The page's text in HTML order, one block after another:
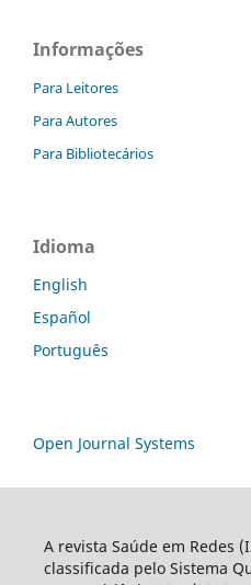
Informações
Para Leitores
Para Autores
Para Bibliotecários
Idioma
English
Español
Português
Open Journal Systems
A revista Saúde em Redes
classificada pelo Sistema